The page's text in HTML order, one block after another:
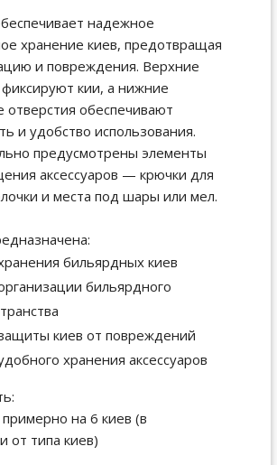
надежное
хранение киев, предотвращая
и повреждения. Верхние
кии, а нижние
отверстия обеспечивают
и удобство использования.
предусмотрены элементы
аксессуаров — крючки для
и места под шары или мел.
бильярдных киев
бильярдного
киев от повреждений
хранения аксессуаров
примерно на 6 киев (в
от типа киев)